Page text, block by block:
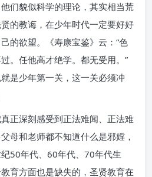
们貌似科学的理论，其实相当荒
的教诲，在少年时代一定要好好
的欲望。《寿康宝鉴》云：“色
。任他高才绝学。都无受用。”
是少年第一关，这一关必须冲
正深刻感受到正法难闻、正法难
母和老师都不知道什么是邪婬，
50年代、60年代、70年代生
育方面也是缺失的，圣贤教育在